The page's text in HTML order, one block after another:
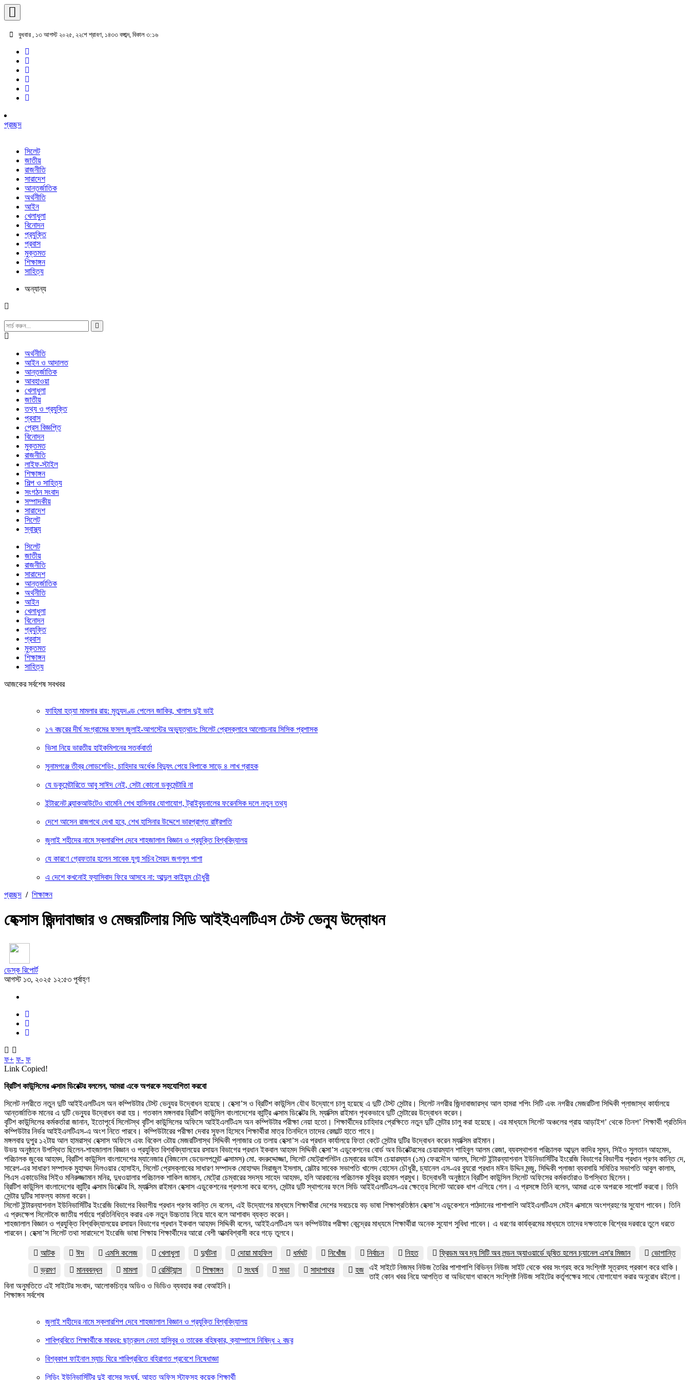
বুধবার , ১৩ আগস্ট ২০২৫, ২২শে শ্রাবণ, ১৪৩৩ বঙ্গাব্দ, বিকাল ৩:১৬
প্রচ্ছদ
সিলেট
জাতীয়
রাজনীতি
সারাদেশ
আন্তর্জাতিক
অর্থনীতি
আইন
খেলাধুলা
বিনোদন
প্রযুক্তি
প্রবাস
মুক্তমত
শিক্ষাঙ্গন
সাহিত্য
অন্যান্য
অর্থনীতি
আইন ও আদালত
আন্তর্জাতিক
আবহাওয়া
খেলাধুলা
জাতীয়
তথ্য ও প্রযুক্তি
প্রবাস
প্রেস বিজ্ঞপ্তি
বিনোদন
মুক্তমত
রাজনীতি
লাইফ-স্টাইল
শিক্ষাঙ্গন
শিল্প ও সাহিত্য
সংগঠন সংবাদ
সম্পাদকীয়
সারাদেশ
সিলেট
স্বাস্থ্য
সিলেট
জাতীয়
রাজনীতি
সারাদেশ
আন্তর্জাতিক
অর্থনীতি
আইন
খেলাধুলা
বিনোদন
প্রযুক্তি
প্রবাস
মুক্তমত
শিক্ষাঙ্গন
সাহিত্য
আজকের সর্বশেষ সবখবর
ফাহিমা হত্যা মামলার রায়: মৃত্যুদণ্ড পেলেন জাকির, খালাস দুই ভাই
১৭ বছরের দীর্ঘ সংগ্রামের ফসল জুলাই-আগস্টের অভ্যুত্থান: সিলেট প্রেসক্লাবে আলোচনায় সিসিক প্রশাসক
ভিসা নিয়ে ভারতীয় হাইকমিশনের সতর্কবার্তা
সুনামগঞ্জে তীব্র লোডশেডিং, চাহিদার অর্ধেক বিদ্যুৎ পেয়ে বিপাকে সাড়ে ৪ লাখ গ্রাহক
যে ডকুমেন্টারিতে আবু সাঈদ নেই, সেটা কোনো ডকুমেন্টারি না
ইন্টারনেট ব্ল্যাকআউটেও থামেনি শেখ হাসিনার যোগাযোগ, ট্রাইব্যুনালের ফরেনসিক দলে নতুন তথ্য
দেশে আসেন রাজপথে দেখা হবে, শেখ হাসিনার উদ্দেশে ভারপ্রাপ্ত রাষ্ট্রপতি
জুলাই শহীদের নামে স্কলারশিপ দেবে শাহজালাল বিজ্ঞান ও প্রযুক্তি বিশ্ববিদ্যালয়
যে কারণে গ্রেফতার হলেন সাবেক যুগ্ম সচিব সৈয়দ জগলুল পাশা
এ দেশে কখনোই ফ্যাসিবাদ ফিরে আসবে না: আব্দুল কাইয়ুম চৌধুরী
প্রচ্ছদ / শিক্ষাঙ্গন
হেক্সাস জিন্দাবাজার ও মেজরটিলায় সিডি আইইএলটিএস টেস্ট ভেন্যু উদ্বোধন
ডেস্ক রিপোর্ট
আগস্ট ১৩, ২০২৫ ১২:৫৩ পূর্বাহ্ণ
ফ+ ফ- ফ
Link Copied!
ব্রিটিশ কাউন্সিলের এক্সাম ডিরেক্টর বললেন, আমরা একে অপরকে সহযোগিতা করবো
সিলেট নগরীতে নতুন দুটি আইইএলটিএস অন কম্পিউটার টেস্ট ভেন্যুর উদ্বোধন হয়েছে। হেক্সা’স ও ব্রিটিশ কাউন্সিল যৌথ উদ্যোগে চালু হয়েছে এ দুটি টেস্ট সেন্টার। সিলেট নগরীর জিন্দাবাজারস্থ আল হামরা শপিং সিটি এবং নগরীর মেজরটিলা সিদ্দিকী প্লাজাস্থ কার্যালয়ে
আন্তর্জাতিক মানের এ দুটি ভেন্যুর উদ্বোধন করা হয়। গতকাল মঙ্গলবার ব্রিটিশ কাউন্সিল বাংলাদেশের কান্ট্রি এক্সাম ডিরেক্টর মি. ম্যাক্সিম রাইমান পৃথকভাবে দুটি সেন্টারের উদ্বোধন করেন।
বৃটিশ কাউন্সিলের কর্মকর্তারা জানান, ইতোপূর্বে সিলেটস্থ বৃটিশ কাউন্সিলের অফিসে আইইএলটিএস অন কম্পিউটার পরীক্ষা নেয়া হতো। শিক্ষার্থীদের চাহিদার প্রেক্ষিতে নতুন দুটি সেন্টার চালু করা হয়েছে। এর মাধ্যমে সিলেট অঞ্চলের প্রায় আড়াইশ’ থেকে তিনশ’ শিক্ষার্থী প্রতিদিন
কম্পিউটার নির্ভর আইইএলটিএস-এ অংশ নিতে পারবে। কম্পিউটারের পরীক্ষা দেবার সুফল হিসেবে শিক্ষার্থীরা মাত্র তিনদিনে তাদের রেজাল্ট হাতে পাবে।
মঙ্গলবার দুপুর ১২টায় আল হামরাস্থ হেক্সাস অফিসে এবং বিকেল ৩টায় মেজরটিলাস্থ সিদ্দিকী প্লাজার ৩য় তলায় হেক্সা’স এর প্রধান কার্যালয়ে ফিতা কেটে সেন্টার দুটির উদ্বোধন করেন ম্যাক্সিম রাইমান।
উভয় অনুষ্ঠানে উপস্থিত ছিলেন-শাহজালাল বিজ্ঞান ও প্রযুক্তি বিশ্ববিদ্যালয়ের রসায়ন বিভাগের প্রধান ইকবাল আহমদ সিদ্দিকী হেক্সা’স এডুকেশনের বোর্ড অব ডিরেক্টরসের চেয়ারম্যান শাহিবুল আলম রেজা, ব্যবস্থাপনা পরিচালক আব্দুল কাদির সুমন, সিইও সুলতান আহমেদ,
পরিচালক জুবের আহমদ, ব্রিটিশ কাউন্সিল বাংলাদেশের ম্যানেজার (বিজনেস ডেভেলপমেন্ট এক্সামস) মো. বদরুদ্দোজ্জা, সিলেট মেট্রোপলিটন চেম্বারের ভাইস চেয়ারম্যান (১ম) ফেরদৌস আলম, সিলেট ইন্টারন্যাশনাল ইউনিভার্সিটির ইংরেজি বিভাগের বিভাগীয় প্রধান প্রণব কান্তি দে,
সারেগ-এর সাধারণ সম্পাদক মুহাম্মদ দিলওয়ার হোসাইন, সিলেট প্রেসক্লাবের সাধারণ সম্পাদক মোহাম্মদ সিরাজুল ইসলাম, সেল্টার সাবেক সভাপতি খালেদ হোসেন চৌধুরী, চ্যানেল এস-এর ব্যুরো প্রধান মঈন উদ্দিন মন্জু, সিদ্দিকী প্লাজা ব্যবসায়ি সমিতির সভাপতি আবুল কালাম,
পিএস একাডেমির সিইও মনিরুজ্জামান মনির, দুধওয়ালার পরিচালক শাকিল জামান, মেট্রো চেম্বারের সদস্য সাহেদ আহমদ, হলি আরবানের পরিচালক মুহিবুর রহমান প্রমুখ। উদ্বোধনী অনুষ্ঠানে ব্রিটিশ কাউন্সিল সিলেট অফিসের কর্মকর্তারাও উপস্থিত ছিলেন।
ব্রিটিশ কাউন্সিল বাংলাদেশের কান্ট্রি এক্সাম ডিরেক্টর মি. ম্যাক্সিম রাইমান হেক্সাস এডুকেশনের প্রশংসা করে বলেন, সেন্টার দুটি স্থাপনের ফলে সিডি আইইএলটিএস-এর ক্ষেত্রে সিলেট আরেক ধাপ এগিয়ে গেল। এ প্রসঙ্গে তিনি বলেন, আমরা একে অপরকে সাপোর্ট করবো। তিনি
সেন্টার দুটির সাফল্য কামনা করেন।
সিলেট ইন্টারন্যাশনাল ইউনিভার্সিটির ইংরেজি বিভাগের বিভাগীয় প্রধান প্রণব কান্তি দে বলেন, এই উদ্যোগের মাধ্যমে শিক্ষার্থীরা দেশের সবচেয়ে বড় ভাষা শিক্ষাপ্রতিষ্ঠান হেক্সা’স এডুকেশনে পাঠদানের পাশাপাশি আইইএলটিএস মেইন এক্সামে অংশগ্রহণের সুযোগ পাবেন। তিনি
এ প্রদক্ষেপ সিলেটকে জাতীয় পর্যায়ে প্রতিনিধিত্ব করার এক নতুন উচ্চতায় নিয়ে যাবে বলে আশাবাদ ব্যক্ত করেন।
শাহজালাল বিজ্ঞান ও প্রযুক্তি বিশ্ববিদ্যালয়ের রসায়ন বিভাগের প্রধান ইকবাল আহমদ সিদ্দিকী বলেন, আইইএলটিএস অন কম্পিউটার পরীক্ষা কেন্দ্রের মাধ্যমে শিক্ষার্থীরা অনেক সুযোগ সুবিধা পাবেন। এ ধরণের কার্যক্রমের মাধ্যমে তাদের দক্ষতাকে বিশ্বের দরবারে তুলে ধরতে
পারবেন। হেক্সা’স সিলেট তথা সারাদেশে ইংরেজি ভাষা শিক্ষায় শিক্ষার্থীদের আরো বেশী আত্মবিশ্বাসী করে গড়ে তুলবে।
আটক ঈদ এমসি কলেজ খেলাধুলা দুর্ঘটনা দোয়া মাহফিল ধর্মঘট নিখোঁজ নির্বাচন নিহত ফ্রিডম অব দ্য সিটি অব লন্ডন অ্যাওয়ার্ডে ভূষিত হলেন চ্যানেল এস'র মিজান
ভোগান্তি
ভ্রমণ
মানববন্ধন মামলা রেমিট্যান্স শিক্ষাঙ্গন সংঘর্ষ সভা সাদাপাথর হজ এই সাইটে নিজম্ব নিউজ তৈরির পাশাপাশি বিভিন্ন নিউজ সাইট থেকে খবর সংগ্রহ করে সংশ্লিষ্ট সূত্রসহ প্রকাশ করে থাকি।
তাই কোন খবর নিয়ে আপত্তি বা অভিযোগ থাকলে সংশ্লিষ্ট নিউজ সাইটের কর্তৃপক্ষের সাথে যোগাযোগ করার অনুরোধ রইলো।
বিনা অনুমতিতে এই সাইটের সংবাদ, আলোকচিত্র অডিও ও ভিডিও ব্যবহার করা বেআইনি।
শিক্ষাঙ্গন সর্বশেষ
জুলাই শহীদের নামে স্কলারশিপ দেবে শাহজালাল বিজ্ঞান ও প্রযুক্তি বিশ্ববিদ্যালয়
শাবিপ্রবিতে শিক্ষার্থীকে মারধর: ছাত্রদল নেতা হাসিবুর ও তারেক বহিষ্কার, ক্যাম্পাসে নিষিদ্ধ ২ বছর
বিশ্বকাপ ফাইনাল ম্যাচ ঘিরে শাবিপ্রবিতে বহিরাগত প্রবেশে নিষেধাজ্ঞা
লিডিং ইউনিভার্সিটির দুই বাসের সংঘর্ষ, আহত অফিস স্টাফসহ কয়েক শিক্ষার্থী